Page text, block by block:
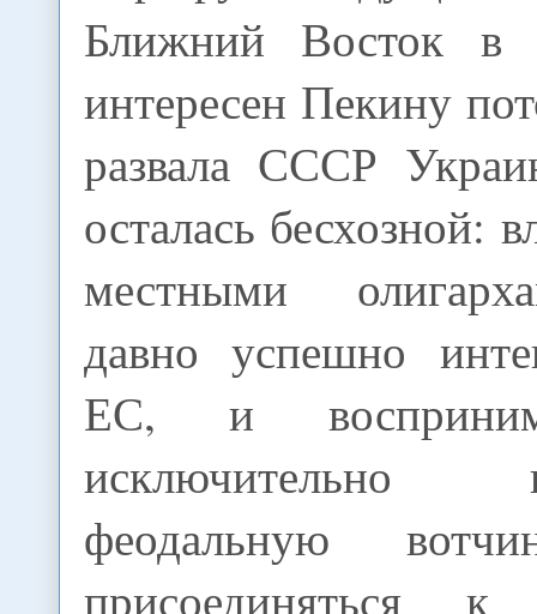
Ближний Восток в
интересен Пекину
развала СССР
осталась бесхозной:
местными
давно успешно
ЕС, и
феодальную
присоединяться к